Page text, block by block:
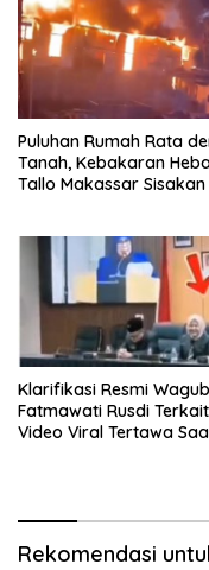
Puluhan Rumah Rata
Tanah, Kebakaran
Tallo Makassar Sisakan
Klarifikasi Resmi Wagub
Fatmawati Rusdi Terkait
Video Viral Tertawa
Rekomendasi